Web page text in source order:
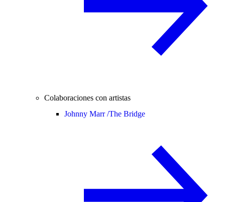
Colaboraciones con artistas
Johnny Marr /The Bridge